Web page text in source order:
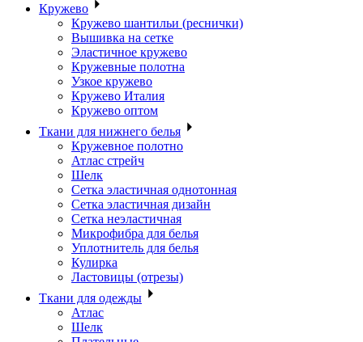
Кружево
Кружево шантильи (реснички)
Вышивка на сетке
Эластичное кружево
Кружевные полотна
Узкое кружево
Кружево Италия
Кружево оптом
Ткани для нижнего белья
Кружевное полотно
Атлас стрейч
Шелк
Сетка эластичная однотонная
Сетка эластичная дизайн
Сетка неэластичная
Микрофибра для белья
Уплотнитель для белья
Кулирка
Ластовицы (отрезы)
Ткани для одежды
Атлас
Шелк